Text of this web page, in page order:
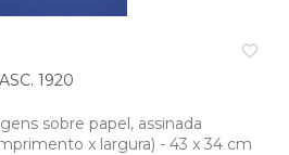
favorite_border
1920
sobre papel, assinada
x largura) - 43 x 34 cm